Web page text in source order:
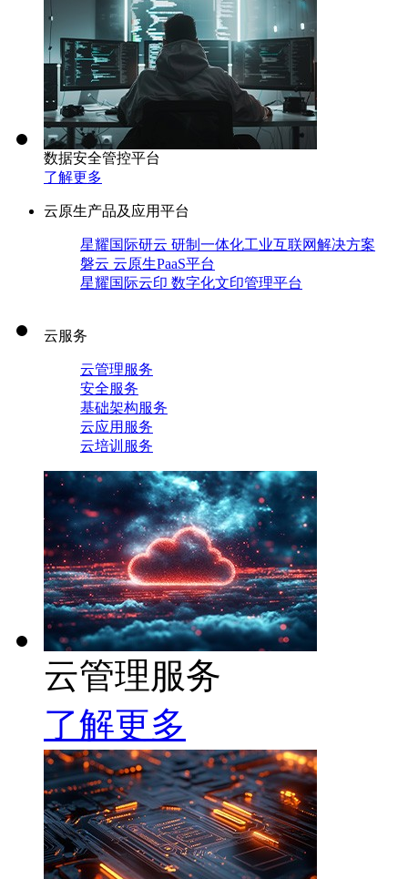
数据安全管控平台
了解更多
云原生产品及应用平台
星耀国际研云 研制一体化工业互联网解决方案
磐云 云原生PaaS平台
星耀国际云印 数字化文印管理平台
云服务
云管理服务
安全服务
基础架构服务
云应用服务
云培训服务
云管理服务
了解更多